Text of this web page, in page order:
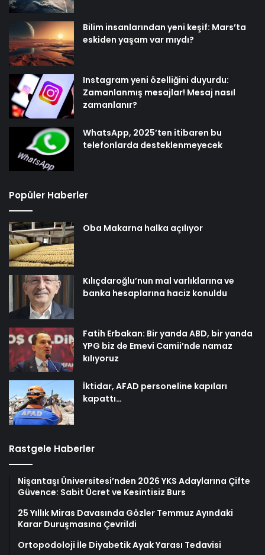
Bilim insanlarından yeni keşif: Mars’ta
eskiden yaşam var mıydı?
Instagram yeni özelliğini duyurdu:
Zamanlanmış mesajlar! Mesaj nasıl
zamanlanır?
WhatsApp, 2025’ten itibaren bu
telefonlarda desteklenmeyecek
Popüler Haberler
Oba Makarna halka açılıyor
Kılıçdaroğlu’nun mal varlıklarına ve
banka hesaplarına haciz konuldu
Fatih Erbakan: Bir yanda ABD, bir yanda
YPG biz de Emevi Camii’nde namaz
kılıyoruz
İktidar, AFAD personeline kapıları
kapattı…
Rastgele Haberler
Nişantaşı Üniversitesi’nden 2026 YKS Adaylarına Çifte
Güvence: Sabit Ücret ve Kesintisiz Burs
25 Yıllık Miras Davasında Gözler Temmuz Ayındaki
Karar Duruşmasına Çevrildi
Ortopodoloji İle Diyabetik Ayak Yarası Tedavisi